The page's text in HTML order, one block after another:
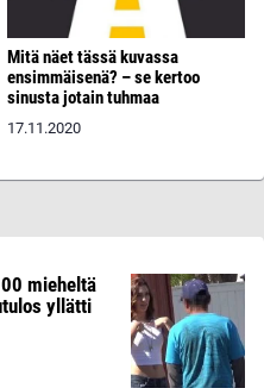
Mitä näet tässä kuvassa
ensimmäisenä? – se kertoo
sinusta jotain tuhmaa
17.11.2020
mieheltä
yllätti